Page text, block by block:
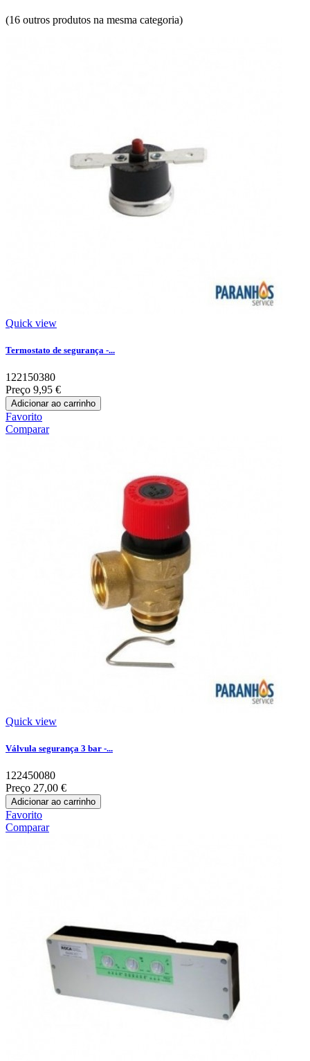
(16 outros produtos na mesma categoria)
Quick view
Termostato de segurança -...
122150380
Preço 9,95 €
Adicionar ao carrinho
Favorito
Comparar
Quick view
Válvula segurança 3 bar -...
122450080
Preço 27,00 €
Adicionar ao carrinho
Favorito
Comparar